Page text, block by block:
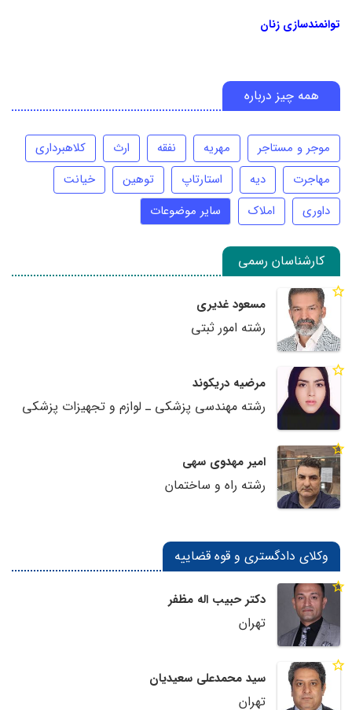
توانمندسازی زنان
همه چیز درباره
موجر و مستاجر مهریه نفقه ارث
کلاهبرداری
مهاجرت
دیه استارتاپ توهین
خیانت
داوری
املاک سایر موضوعات
کارشناسان رسمی
مسعود غدیری
رشته امور ثبتی
مرضیه دریکوند
رشته مهندسی پزشکی ـ لوازم و تجهیزات پزشکی
امیر مهدوی سهی
رشته راه و ساختمان
وکلای دادگستری و قوه قضاییه
دکتر حبیب اله مظفر
تهران
سید محمدعلی سعیدیان
تهران